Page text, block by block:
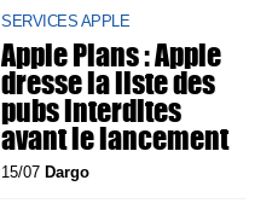
SERVICES APPLE
Apple Plans : Apple
dresse la liste des
pubs interdites
avant le lancement
15/07 Dargo